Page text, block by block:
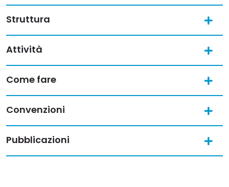
Struttura
Attività
Come fare
Convenzioni
Pubblicazioni